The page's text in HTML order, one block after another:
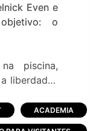
Even e
o
piscina,
liberdade?
felizes,
ACADEMIA